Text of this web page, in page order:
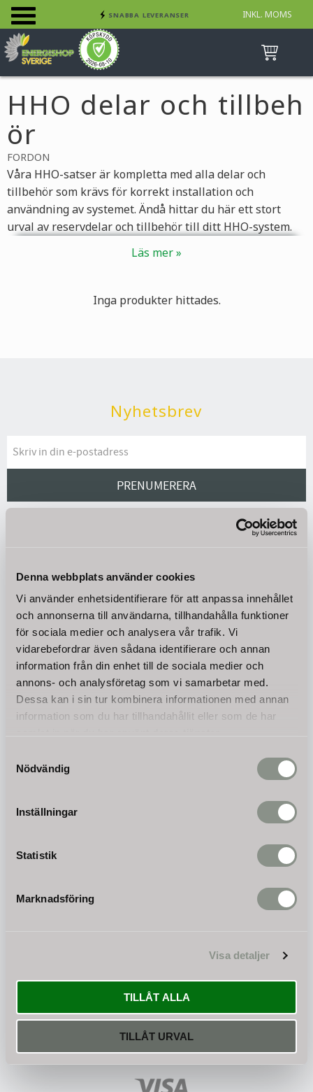
Denna webbplats använder cookies
Vi använder enhetsidentifierare för att anpassa innehållet
och annonserna till användarna, tillhandahålla funktioner
för sociala medier och analysera vår trafik. Vi
vidarebefordrar även sådana identifierare och annan
information från din enhet till de sociala medier och
annons- och analysföretag som vi samarbetar med.
Dessa kan i sin tur kombinera informationen med annan
information som du har tillhandahållit eller som de har
Nödvändig
Inställningar
Statistik
Marknadsföring
Visa detaljer
TILLÅT ALLA
TILLÅT URVAL
Meny
INKL. MOMS
SNABBA LEVERANSER
BETALA SÄKERT MED KORT, FAKTURA &
SWISH
HHO delar och tillbeh
ör
FORDON
Våra HHO-satser är kompletta med alla delar och
tillbehör som krävs för korrekt installation och
användning av systemet. Ändå hittar du här ett stort
urval av reservdelar och tillbehör till ditt HHO-system.
Inga produkter hittades.
Nyhetsbrev
PRENUMERERA
Energishop är en certifierad e-handel med brett
sortiment CE märkta kvalitetsprodukter till
konkurrenskraftiga priser. Energishop har funnits
online sedan 2008.
Vårt ändamål är att ditt köp som privatperson eller
företagare ska vara så enkelt och smidigt som möjligt.
Trygg betalning, billiga fraktkostnader och snabba
leveranser.
osshär!
Baggälve 9
E-post dygnet runt:
Betala säkert